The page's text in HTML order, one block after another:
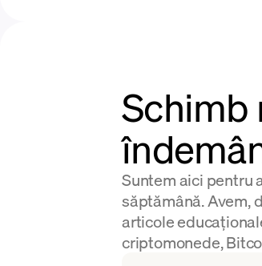
Schimb
Suntem aici pentru
săptămână. Avem,
articole
criptomonede,